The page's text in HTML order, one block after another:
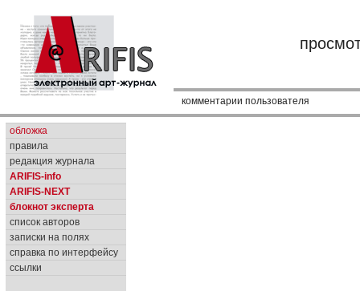
комментарии пользователя
обложка
правила
редакция журнала
ARIFIS-info
ARIFIS-NEXT
блокнот эксперта
список авторов
записки на полях
справка по интерфейсу
ссылки